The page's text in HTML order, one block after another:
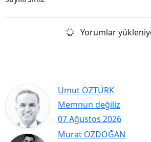
Yorumlar
Umut ÖZTÜRK
07 Ağustos 2026
Memnun değiliz
Murat ÖZDOĞAN